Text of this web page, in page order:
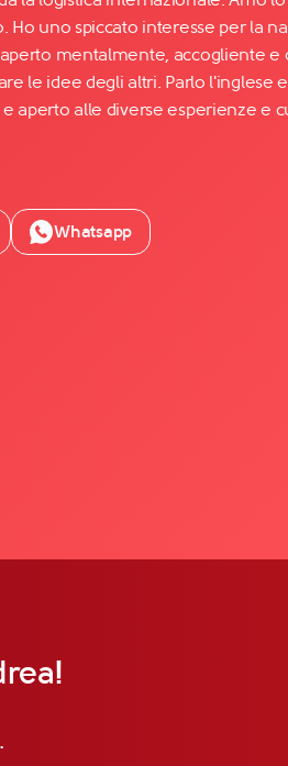
Ho uno spiccato interesse per la
mentalmente, accogliente e
le idee degli altri. Parlo l'inglese
aperto alle diverse esperienze e
Whatsapp